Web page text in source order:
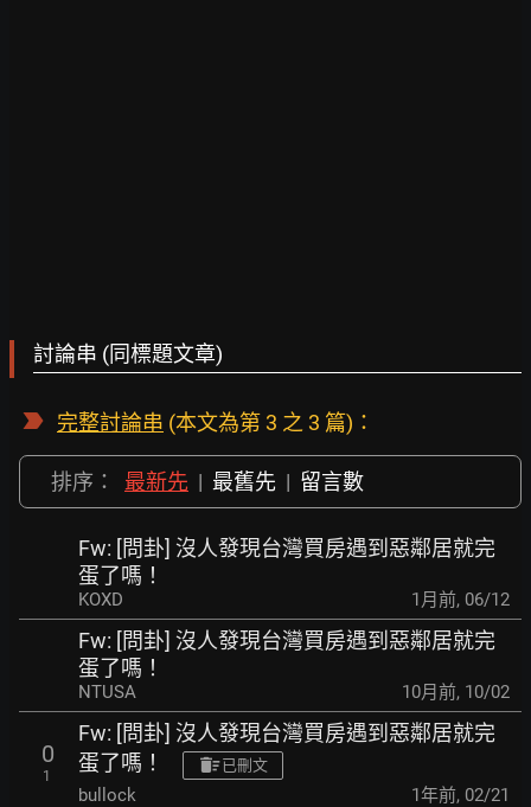
討論串 (同標題文章)
完整討論串 (本文為第 3 之 3 篇)：
排序： 最新先 | 最舊先 | 留言數
Fw: [問卦] 沒人發現台灣買房遇到惡鄰居就完
蛋了嗎！
KOXD 1月前, 06/12
Fw: [問卦] 沒人發現台灣買房遇到惡鄰居就完
蛋了嗎！
NTUSA 10月前, 10/02
0
1
Fw: [問卦] 沒人發現台灣買房遇到惡鄰居就完
蛋了嗎！
已刪文
bullock 1年前, 02/21